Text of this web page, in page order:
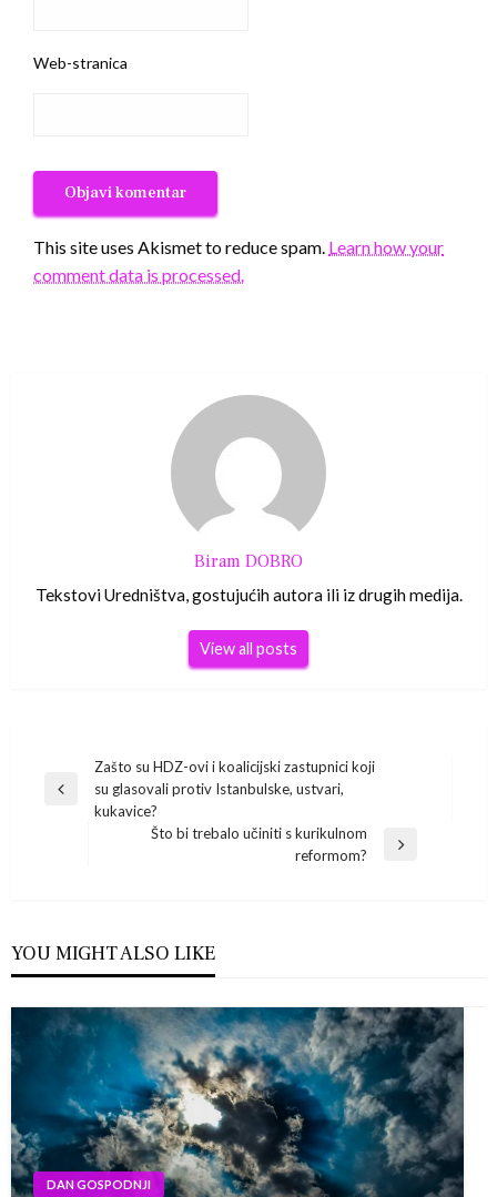
Web-stranica
This site uses Akismet to reduce spam. Learn how your
comment data is processed.
Biram DOBRO
Tekstovi Uredništva, gostujućih autora ili iz drugih medija.
View all posts
Navigacija
objava
Previous
Zašto su HDZ-ovi i koalicijski zastupnici koji
su glasovali protiv Istanbulske, ustvari,
kukavice?
Što bi trebalo učiniti s kurikulnom
reformom?
YOU MIGHT ALSO LIKE
DAN GOSPODNJI